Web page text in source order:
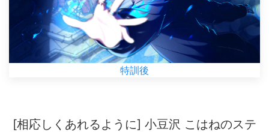
特訓後
[相応しくあれるように] 小豆沢 こはねのステ